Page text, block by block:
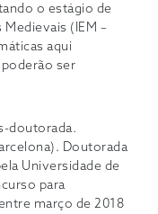
o estágio de
(IEM –
aqui
ser
doutorada.
Doutorada
Universidade de
para
março de 2018